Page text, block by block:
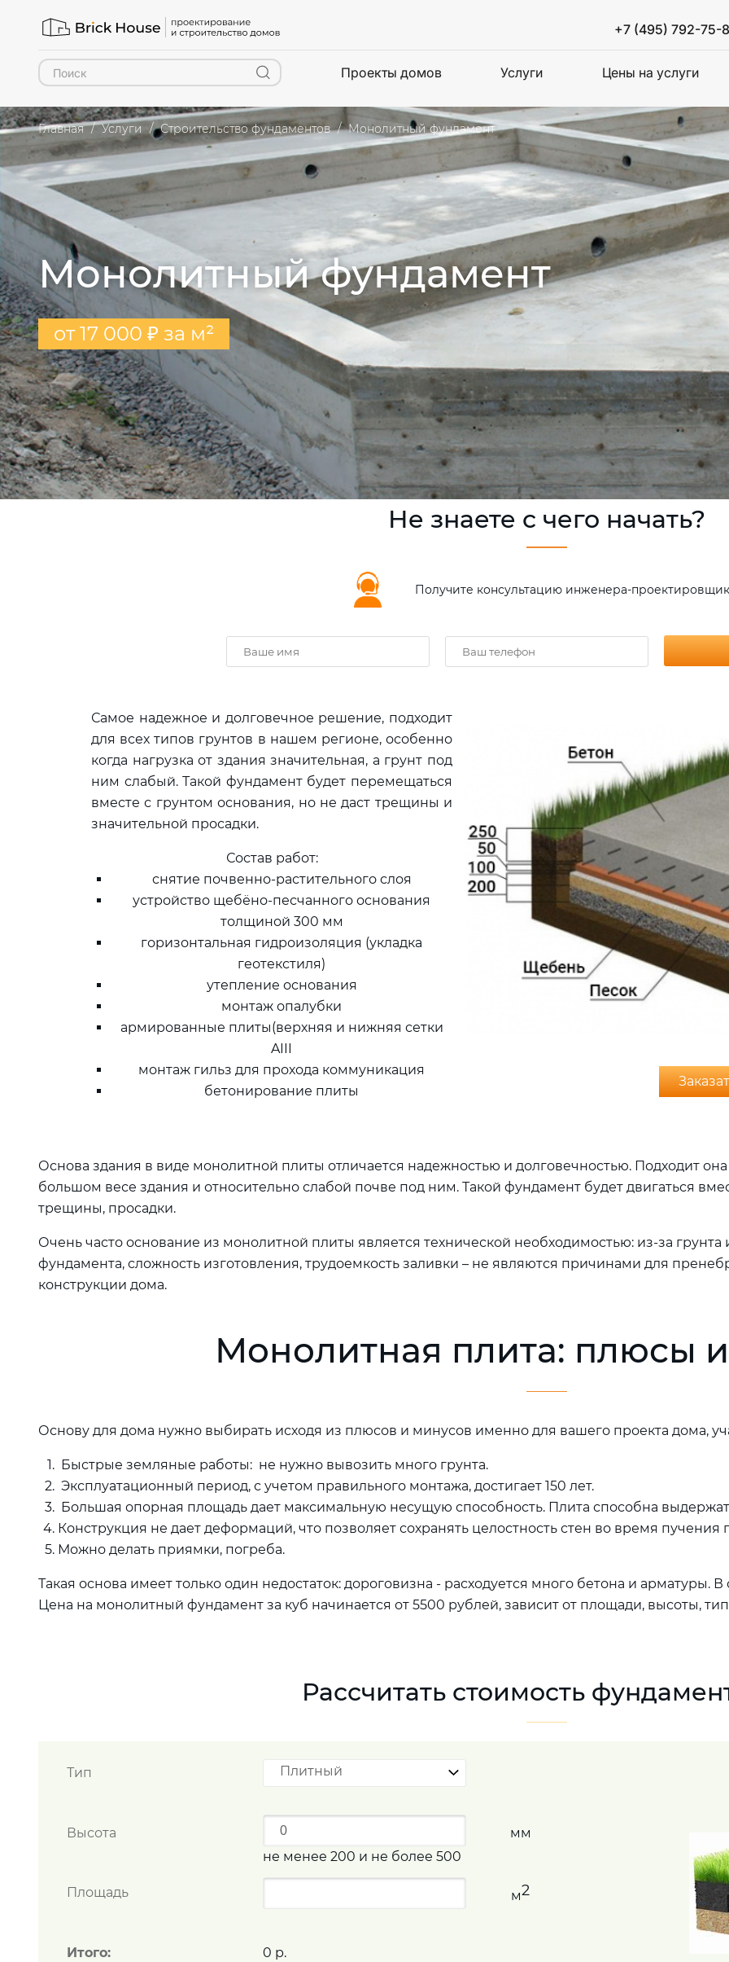
+7 (495) 792-75-
Проекты домов Услуги Цены на услуги
Главная Услуги Строительство фундаментов Монолитный фундамент
Монолитный фундамент
от 17 000 ₽ за м²
Не знаете с чего начать?
Получите консультацию инженера-
Самое надежное и долговечное решение, подходит
для всех типов грунтов в нашем регионе, особенно
когда нагрузка от здания значительная, а грунт под
ним слабый. Такой фундамент будет перемещаться
вместе с грунтом основания, но не даст трещины и
значительной просадки.
Состав работ:
снятие почвенно-растительного слоя
устройство щебёно-песчанного основания
толщиной 300 мм
горизонтальная гидроизоляция (укладка
геотекстиля)
утепление основания
монтаж опалубки
армированные плиты(верхняя и нижняя сетки
AIII
монтаж гильз для прохода коммуникация
бетонирование плиты
Основа здания в виде монолитной плиты отличается надежностью и долговечностью. Подходит
большом весе здания и относительно слабой почве под ним. Такой фундамент будет двигаться
трещины, просадки.
Очень часто основание из монолитной плиты является технической необходимостью: из-за
фундамента, сложность изготовления, трудоемкость заливки – не являются причинами для
конструкции дома.
Монолитная плита: плюсы
Основу для дома нужно выбирать исходя из плюсов и минусов именно для вашего проекта дома,
Быстрые земляные работы: не нужно вывозить много грунта.
Эксплуатационный период, с учетом правильного монтажа, достигает 150 лет.
Большая опорная площадь дает максимальную несущую способность. Плита способна
Конструкция не дает деформаций, что позволяет сохранять целостность стен во время пучения
Можно делать приямки, погреба.
Такая основа имеет только один недостаток: дороговизна - расходуется много бетона и арматуры.
Цена на монолитный фундамент за куб начинается от 5500 рублей, зависит от площади, высоты,
Рассчитать стоимость
Тип Плитный
Высота
не менее 200 и не более 500
мм
Площадь м2
Итого: 0 р.